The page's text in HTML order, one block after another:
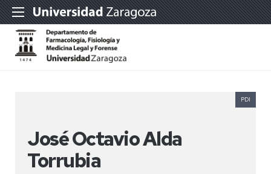
José Octavio Alda
Torrubia
PDI